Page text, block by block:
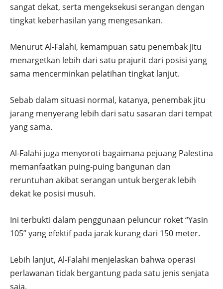
sangat dekat, serta mengeksekusi serangan dengan
tingkat keberhasilan yang mengesankan.
Menurut Al-Falahi, kemampuan satu penembak jitu
menargetkan lebih dari satu prajurit dari posisi yang
sama mencerminkan pelatihan tingkat lanjut.
Sebab dalam situasi normal, katanya, penembak jitu
jarang menyerang lebih dari satu sasaran dari tempat
yang sama.
Al-Falahi juga menyoroti bagaimana pejuang Palestina
memanfaatkan puing-puing bangunan dan
reruntuhan akibat serangan untuk bergerak lebih
dekat ke posisi musuh.
Ini terbukti dalam penggunaan peluncur roket “Yasin
105” yang efektif pada jarak kurang dari 150 meter.
Lebih lanjut, Al-Falahi menjelaskan bahwa operasi
perlawanan tidak bergantung pada satu jenis senjata
saja.